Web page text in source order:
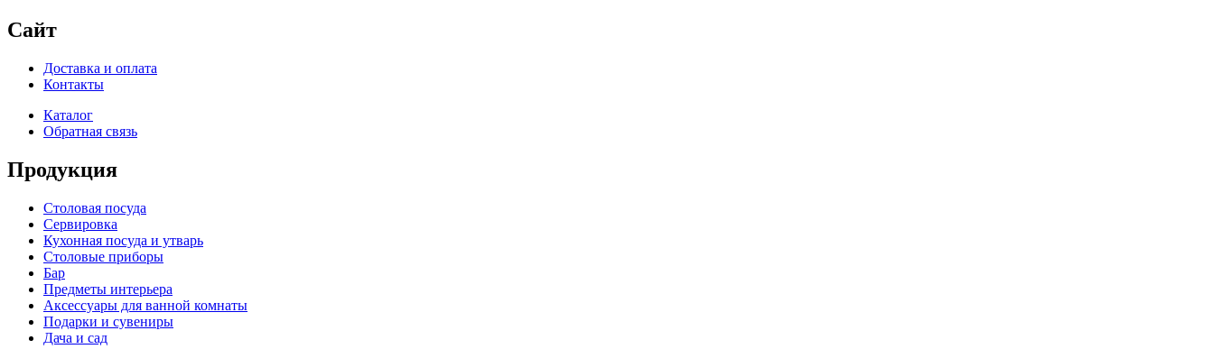
Сайт
Доставка и оплата
Контакты
Каталог
Обратная связь
Продукция
Столовая посуда
Сервировка
Кухонная посуда и утварь
Столовые приборы
Бар
Предметы интерьера
Аксессуары для ванной комнаты
Подарки и сувениры
Дача и сад